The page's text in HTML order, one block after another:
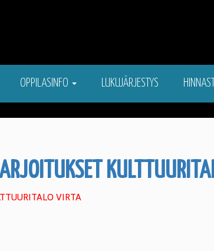
OPPILASINFO LUKUJÄRJESTYS
VIRTA